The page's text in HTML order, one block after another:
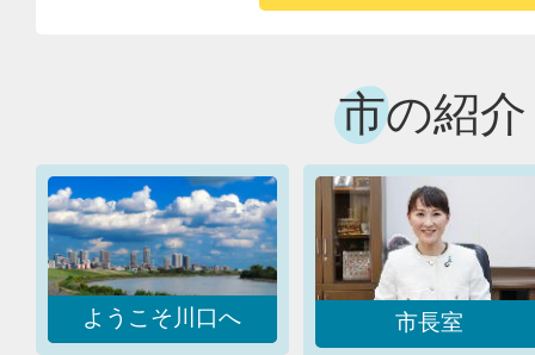
ン電池等）の出し方にご注意
2026年03月26日
市の紹介
ようこそ川口へ 市長室